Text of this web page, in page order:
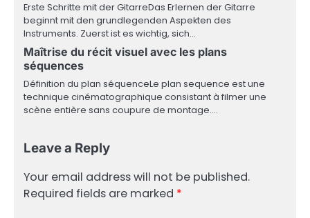
Erste Schritte mit der GitarreDas Erlernen der Gitarre
beginnt mit den grundlegenden Aspekten des
Instruments. Zuerst ist es wichtig, sich…
Maîtrise du récit visuel avec les plans
séquences
Définition du plan séquenceLe plan sequence est une
technique cinématographique consistant à filmer une
scène entière sans coupure de montage.…
Leave a Reply
Your email address will not be published.
Required fields are marked *